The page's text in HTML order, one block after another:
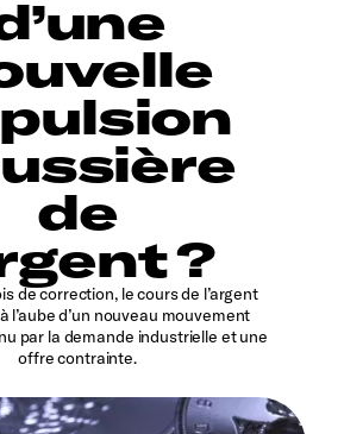
de
?
de correction, le cours de l’argent
l’aube d’un nouveau mouvement
par la demande industrielle et une
offre contrainte.